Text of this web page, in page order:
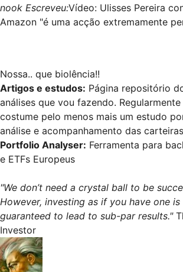
nook Escreveu:Vídeo: Ulisses Pereira
Amazon "é uma acção extremamente
Nossa.. que biolência!!
Artigos e estudos: Página repositório
análises que vou fazendo.
costume pelo menos mais um estudo
análise e acompanhamento das
Portfolio Analyser: Ferramenta para
e ETFs Europeus
"We don’t need a crystal ball to be
However, investing as if you have one
guaranteed to lead to sub-par results."
Investor